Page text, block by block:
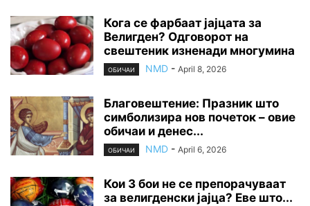
Кога се фарбаат јајцата за
Велигден? Одговорот на
свештеник изненади многумина
ОБИЧАИ NMD - April 8, 2026
Благовештение: Празник што
симболизира нов почеток – овие
обичаи и денес...
ОБИЧАИ NMD - April 6, 2026
Кои 3 бои не се препорачуваат
за велигденски јајца? Еве што...